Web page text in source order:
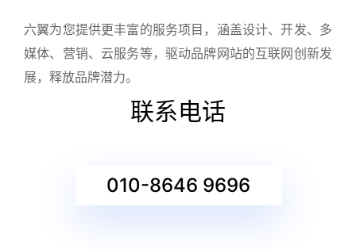
六翼为您提供更丰富的服务项目，涵盖设计、开发、多
媒体、营销、云服务等，驱动品牌网站的互联网创新发
展，释放品牌潜力。
联系电话
010-8646 9696